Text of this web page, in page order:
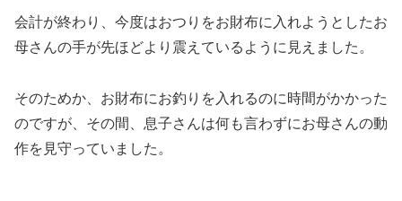
会計が終わり、今度はおつりをお財布に入れようとしたお
母さんの手が先ほどより震えているように見えました。
そのためか、お財布にお釣りを入れるのに時間がかかった
のですが、その間、息子さんは何も言わずにお母さんの動
作を見守っていました。